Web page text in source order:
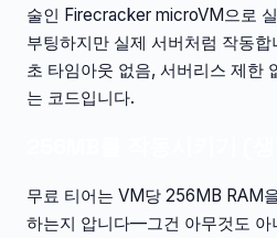
술인 Firecracker microVM으로
부팅하지만 실제 서버처럼 작동
초 타임아웃 없음, 서버리스 제한
는 코드입니다.
무료 티어는 VM당 256MB RAM
하는지 압니다—그건 아무것도 아